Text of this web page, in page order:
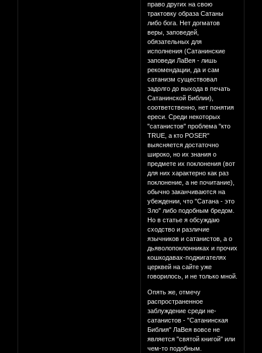
право других на свою
трактовку образа Сатаны
либо бога. Нет догматов
веры, заповедей,
обязательных для
исполнения (Сатанинские
заповеди ЛаВея - лишь
рекомендации, да и сам
сатанизм существовал
задолго до выхода в печать
Сатанинской Библии),
соответственно, нет понятия
ереси. Среди некоторых
"сатанистов" проблема "кто
TRUE, а кто POSER"
выясняется достаточно
широко, но их знания о
предмете их поклонения (вот
для них характерно как раз
поклонение, а не почитание),
обычно заканчиваются на
убеждении, что "Сатана - это
Зло" либо подобным бредом.
Но в статье я обсуждаю
сходство и различие
язычников и сатанистов, а о
дьяволопоклонниках и прочих
кошкодавах-поджигателях
церквей на сайте уже
говорилось, и не только мной.
Опять же, отмечу
распространенное
заблуждение среди не-
сатанистов - "Сатанинская
Библия" ЛаВея вовсе не
является "святой книгой" или
чем-то подобным.